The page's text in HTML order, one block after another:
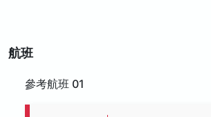
航班
參考航班 01